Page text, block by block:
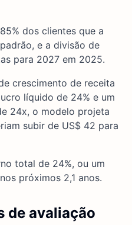
dos clientes que a
e a divisão de
para 2027 em 2025.
crescimento de receita
líquido de 24% e um
24x, o modelo projeta
subir de US$ 42 para
total de 24%, ou um
próximos 2,1 anos.
de avaliação